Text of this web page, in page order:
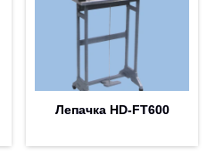
Лепачка HD-FT600